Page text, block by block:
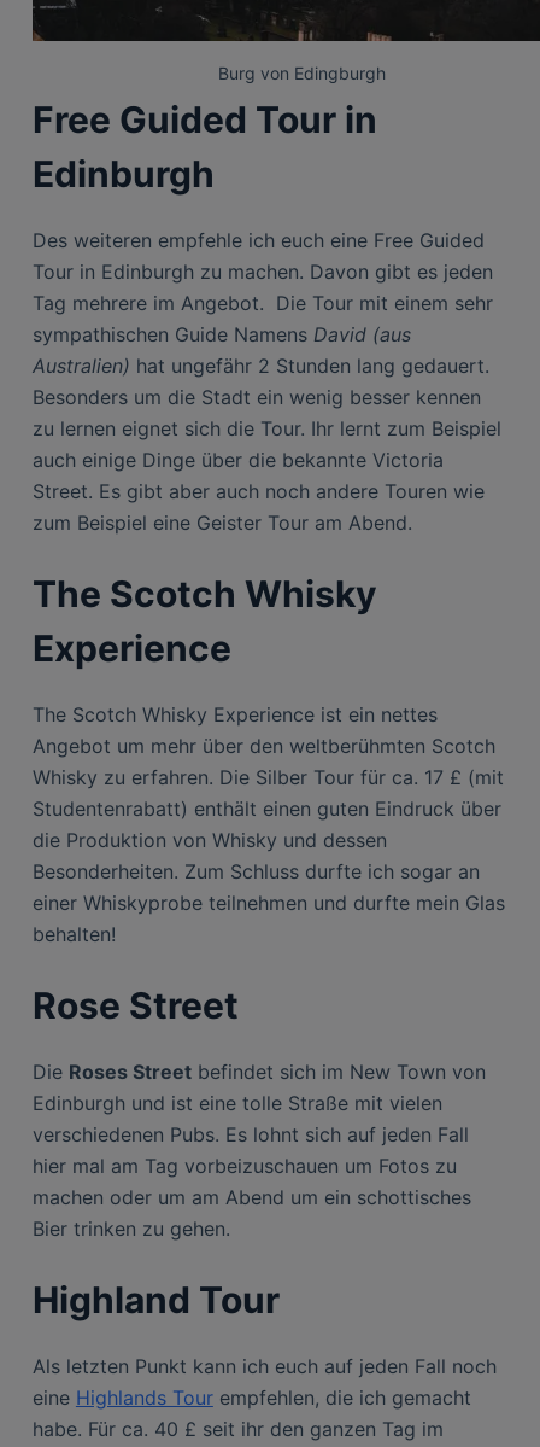
Burg von Edingburgh
Free Guided Tour in
Edinburgh
Des weiteren empfehle ich euch eine Free Guided
Tour in Edinburgh zu machen. Davon gibt es jeden
Tag mehrere im Angebot. Die Tour mit einem sehr
sympathischen Guide Namens David (aus
Australien) hat ungefähr 2 Stunden lang gedauert.
Besonders um die Stadt ein wenig besser kennen
zu lernen eignet sich die Tour. Ihr lernt zum Beispiel
auch einige Dinge über die bekannte Victoria
Street. Es gibt aber auch noch andere Touren wie
zum Beispiel eine Geister Tour am Abend.
The Scotch Whisky
Experience
The Scotch Whisky Experience ist ein nettes
Angebot um mehr über den weltberühmten Scotch
Whisky zu erfahren. Die Silber Tour für ca. 17 £ (mit
Studentenrabatt) enthält einen guten Eindruck über
die Produktion von Whisky und dessen
Besonderheiten. Zum Schluss durfte ich sogar an
einer Whiskyprobe teilnehmen und durfte mein Glas
behalten!
Rose Street
Die Roses Streetbefindet sich im New Town von
Edinburgh und ist eine tolle Straße mit vielen
verschiedenen Pubs. Es lohnt sich auf jeden Fall
hier mal am Tag vorbeizuschauen um Fotos zu
machen oder um am Abend um ein schottisches
Bier trinken zu gehen.
Highland Tour
Als letzten Punkt kann ich euch auf jeden Fall noch
eine Highlands Tourempfehlen, die ich gemacht
habe. Für ca. 40 £ seit ihr den ganzen Tag im